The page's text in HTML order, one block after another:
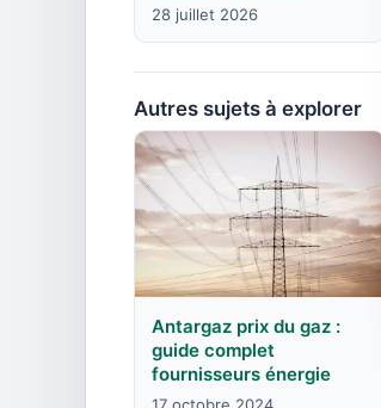
28 juillet 2026
Autres sujets à explorer
Antargaz prix du gaz :
guide complet
fournisseurs énergie